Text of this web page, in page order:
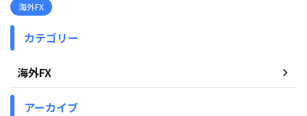
海外FX
カテゴリー
海外FX
アーカイブ